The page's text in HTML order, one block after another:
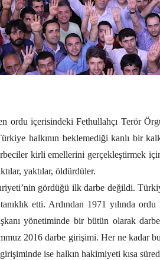
ordu içerisindeki Fethullahçı Terör
halkının beklemediği kanlı bir
kirli emellerini gerçekleştirmek
yaktılar, öldürdüler.
gördüğü ilk darbe değildi.
etti. Ardından 1971 yılında
yönetiminde bir bütün olarak
2016 darbe girişimi. Her ne kadar
ise halkın hakimiyeti kısa